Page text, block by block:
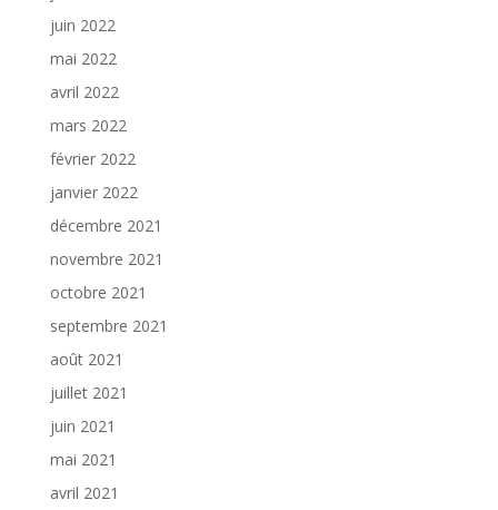
juin 2022
mai 2022
avril 2022
mars 2022
février 2022
janvier 2022
décembre 2021
novembre 2021
octobre 2021
septembre 2021
août 2021
juillet 2021
juin 2021
mai 2021
avril 2021